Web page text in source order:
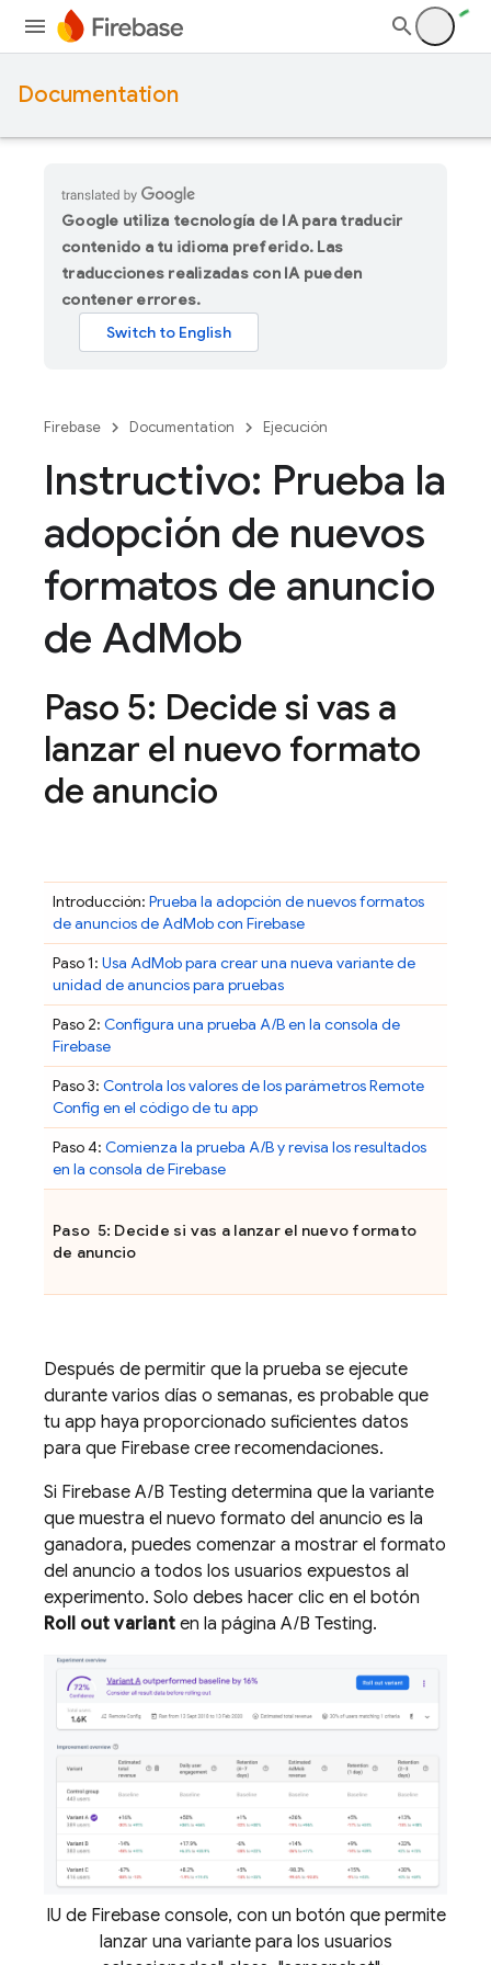
Documentation
Google utiliza tecnología de IA para traducir
contenido a tu idioma preferido. Las
traducciones realizadas con IA pueden
contener errores.
Firebase Documentation Ejecución
Instructivo: Prueba la
adopción de nuevos
formatos de anuncio
de AdMob
Paso 5: Decide si vas a
lanzar el nuevo formato
de anuncio
Introducción: Prueba la adopción de nuevos formatos
de anuncios deAdMobcon Firebase
Paso 1: Usa AdMobpara crear una nueva variante de
unidad de anuncios para pruebas
Paso 2: Configura una prueba A/B en la consola de
Firebase
Paso 3: Controla los valores de los parámetrosRemote
Config en el código de tu app
Paso 4: Comienza la prueba A/B y revisa los resultados
en la consola deFirebase
Paso 5: Decide si vas a lanzar el nuevo formato
de anuncio
Después de permitir que la prueba se ejecute
durante varios días o semanas, es probable que
tu app haya proporcionado suficientes datos
para que Firebase cree recomendaciones.
Si Firebase A/B Testing determina que la variante
que muestra el nuevo formato del anuncio es la
ganadora, puedes comenzar a mostrar el formato
del anuncio a todos los usuarios expuestos al
experimento. Solo debes hacer clic en el botón
Roll out variant en la página A/B Testing.
IU de Firebase console, con un botón que permite
lanzar una variante para los usuarios